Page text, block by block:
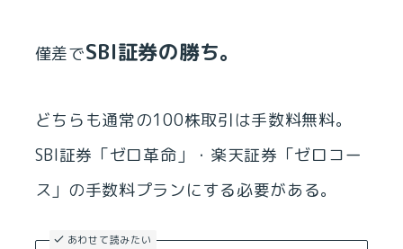
僅差でSBI証券の勝ち。
どちらも通常の100株取引は手数料無料。
SBI証券「ゼロ革命」・楽天証券「ゼロコー
ス」の手数料プランにする必要がある。
あわせて読みたい